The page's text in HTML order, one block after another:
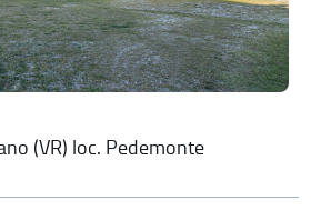
(VR) loc. Pedemonte